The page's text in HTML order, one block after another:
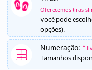
Oferecemos tiras
Você pode
opções).
Numeração: É
Tamanhos